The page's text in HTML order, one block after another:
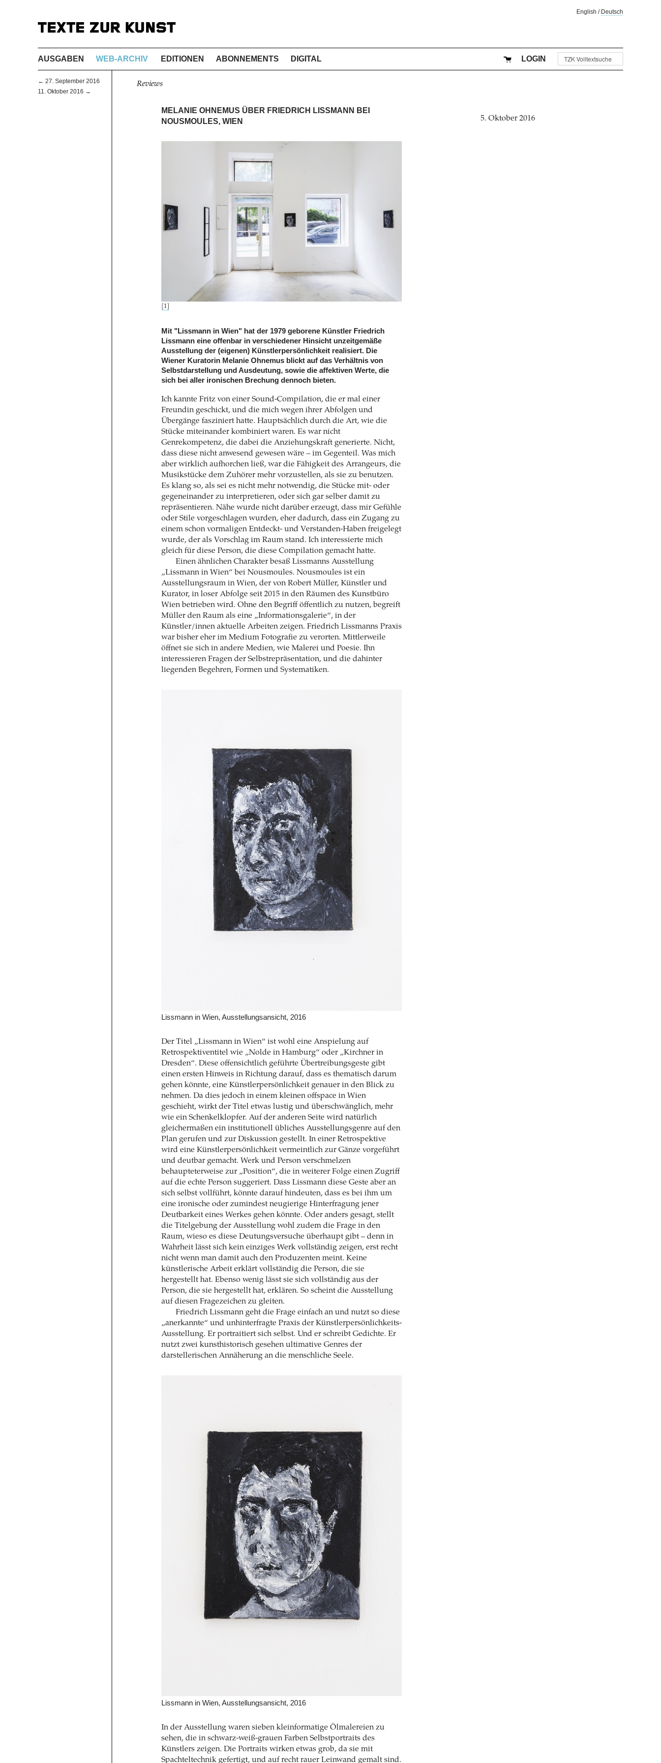
English / Deutsch
AUSGABEN WEB-ARCHIV EDITIONEN ABONNEMENTS DIGITAL LOGIN
← 27. September 2016
11. Oktober 2016 →
Reviews
MELANIE OHNEMUS ÜBER FRIEDRICH LISSMANN BEI
NOUSMOULES, WIEN
[1]
Mit "Lissmann in Wien" hat der 1979 geborene Künstler Friedrich
Lissmann eine offenbar in verschiedener Hinsicht unzeitgemäße
Ausstellung der (eigenen) Künstlerpersönlichkeit realisiert. Die
Wiener Kuratorin Melanie Ohnemus blickt auf das Verhältnis von
Selbstdarstellung und Ausdeutung, sowie die affektiven Werte, die
sich bei aller ironischen Brechung dennoch bieten.
Ich kannte Fritz von einer Sound-Compilation, die er mal einer
Freundin geschickt, und die mich wegen ihrer Abfolgen und
Übergänge fasziniert hatte. Hauptsächlich durch die Art, wie die
Stücke miteinander kombiniert waren. Es war nicht
Genrekompetenz, die dabei die Anziehungskraft generierte. Nicht,
dass diese nicht anwesend gewesen wäre – im Gegenteil. Was mich
aber wirklich aufhorchen ließ, war die Fähigkeit des Arrangeurs, die
Musikstücke dem Zuhörer mehr vorzustellen, als sie zu benutzen.
Es klang so, als sei es nicht mehr notwendig, die Stücke mit- oder
gegeneinander zu interpretieren, oder sich gar selber damit zu
repräsentieren. Nähe wurde nicht darüber erzeugt, dass mir Gefühle
oder Stile vorgeschlagen wurden, eher dadurch, dass ein Zugang zu
einem schon vormaligen Entdeckt- und Verstanden-Haben freigelegt
wurde, der als Vorschlag im Raum stand. Ich interessierte mich
gleich für diese Person, die diese Compilation gemacht hatte.
Einen ähnlichen Charakter besaß Lissmanns Ausstellung
„Lissmann in Wien“ bei Nousmoules. Nousmoules ist ein
Ausstellungsraum in Wien, der von Robert Müller, Künstler und
Kurator, in loser Abfolge seit 2015 in den Räumen des Kunstbüro
Wien betrieben wird. Ohne den Begriff öffentlich zu nutzen, begreift
Müller den Raum als eine „Informationsgalerie“, in der
Künstler/innen aktuelle Arbeiten zeigen. Friedrich Lissmanns Praxis
war bisher eher im Medium Fotografie zu verorten. Mittlerweile
öffnet sie sich in andere Medien, wie Malerei und Poesie. Ihn
interessieren Fragen der Selbstrepräsentation, und die dahinter
liegenden Begehren, Formen und Systematiken.
Lissmann in Wien, Ausstellungsansicht, 2016
Der Titel „Lissmann in Wien“ ist wohl eine Anspielung auf
Retrospektiventitel wie „Nolde in Hamburg“ oder „Kirchner in
Dresden“. Diese offensichtlich geführte Übertreibungsgeste gibt
einen ersten Hinweis in Richtung darauf, dass es thematisch darum
gehen könnte, eine Künstlerpersönlichkeit genauer in den Blick zu
nehmen. Da dies jedoch in einem kleinen offspace in Wien
geschieht, wirkt der Titel etwas lustig und überschwänglich, mehr
wie ein Schenkelklopfer. Auf der anderen Seite wird natürlich
gleichermaßen ein institutionell übliches Ausstellungsgenre auf den
Plan gerufen und zur Diskussion gestellt. In einer Retrospektive
wird eine Künstlerpersönlichkeit vermeintlich zur Gänze vorgeführt
und deutbar gemacht. Werk und Person verschmelzen
behaupteterweise zur „Position“, die in weiterer Folge einen Zugriff
auf die echte Person suggeriert. Dass Lissmann diese Geste aber an
sich selbst vollführt, könnte darauf hindeuten, dass es bei ihm um
eine ironische oder zumindest neugierige Hinterfragung jener
Deutbarkeit eines Werkes gehen könnte. Oder anders gesagt, stellt
die Titelgebung der Ausstellung wohl zudem die Frage in den
Raum, wieso es diese Deutungsversuche überhaupt gibt – denn in
Wahrheit lässt sich kein einziges Werk vollständig zeigen, erst recht
nicht wenn man damit auch den Produzenten meint. Keine
künstlerische Arbeit erklärt vollständig die Person, die sie
hergestellt hat. Ebenso wenig lässt sie sich vollständig aus der
Person, die sie hergestellt hat, erklären. So scheint die Ausstellung
auf diesen Fragezeichen zu gleiten.
Friedrich Lissmann geht die Frage einfach an und nutzt so diese
„anerkannte“ und unhinterfragte Praxis der Künstlerpersönlichkeits-
Ausstellung. Er portraitiert sich selbst. Und er schreibt Gedichte. Er
nutzt zwei kunsthistorisch gesehen ultimative Genres der
darstellerischen Annäherung an die menschliche Seele.
Lissmann in Wien, Ausstellungsansicht, 2016
In der Ausstellung waren sieben kleinformatige Ölmalereien zu
sehen, die in schwarz-weiß-grauen Farben Selbstportraits des
Künstlers zeigen. Die Portraits wirken etwas grob, da sie mit
Spachteltechnik gefertigt, und auf recht rauer Leinwand gemalt sind.
5. Oktober 2016